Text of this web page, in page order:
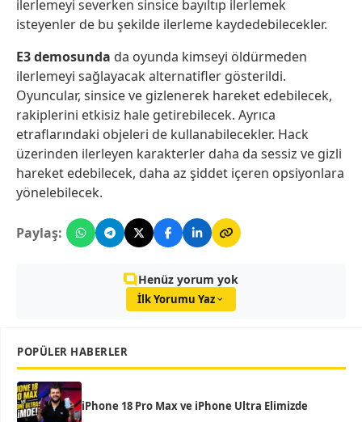
ilerlemeyi severken sinsice bayıltıp ilerlemek
isteyenler de bu şekilde ilerleme kaydedebilecekler.
E3 demosunda da oyunda kimseyi öldürmeden
ilerlemeyi sağlayacak alternatifler gösterildi.
Oyuncular, sinsice ve gizlenerek hareket edebilecek,
rakiplerini etkisiz hale getirebilecek. Ayrıca
etraflarındaki objeleri de kullanabilecekler. Hack
üzerinden ilerleyen karakterler daha da sessiz ve gizli
hareket edebilecek, daha az şiddet içeren opsiyonlara
yönelebilecek.
Paylaş:
Henüz yorum yok
İlk Yorumu Yaz
POPÜLER HABERLER
iPhone 18 Pro Max ve iPhone Ultra Elimizde